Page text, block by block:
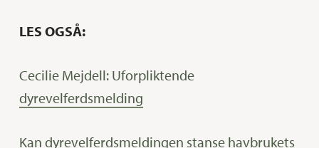
LES OGSÅ:
Cecilie Mejdell: Uforpliktende
dyrevelferdsmelding
Kan dyrevelferdsmeldingen stanse havbrukets